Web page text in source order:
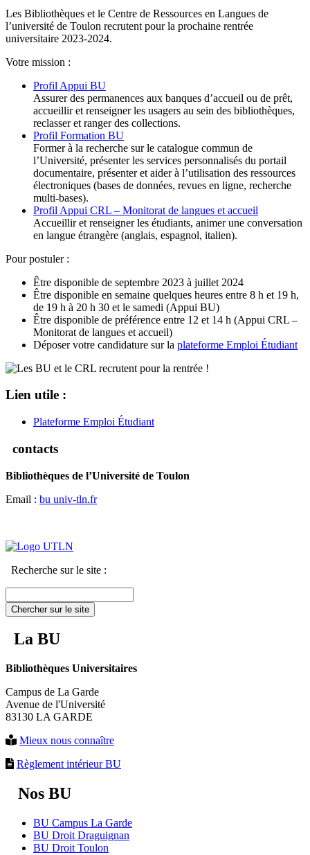
Les Bibliothèques et le Centre de Ressources en Langues de
l’université de Toulon recrutent pour la prochaine rentrée
universitaire 2023-2024.
Votre mission :
Profil Appui BU
Assurer des permanences aux banques d’accueil ou de prêt,
accueillir et renseigner les usagers au sein des bibliothèques,
reclasser et ranger des collections.
Profil Formation BU
Former à la recherche sur le catalogue commun de
l’Université, présenter les services personnalisés du portail
documentaire, présenter et aider à l’utilisation des ressources
électroniques (bases de données, revues en ligne, recherche
multi-bases).
Profil Appui CRL – Monitorat de langues et accueil
Accueillir et renseigner les étudiants, animer une conversation
en langue étrangère (anglais, espagnol, italien).
Pour postuler :
Être disponible de septembre 2023 à juillet 2024
Être disponible en semaine quelques heures entre 8 h et 19 h,
de 19 h à 20 h 30 et le samedi (Appui BU)
Être disponible de préférence entre 12 et 14 h (Appui CRL –
Monitorat de langues et accueil)
Déposer votre candidature sur la plateforme Emploi Étudiant
Lien utile :
Plateforme Emploi Étudiant
contacts
Bibliothèques de l’Université de Toulon
Email : bu univ-tln.fr
Recherche sur le site :
Chercher sur le site
La BU
Bibliothèques Universitaires
Campus de La Garde
Avenue de l'Université
83130 LA GARDE
Mieux nous connaître
Règlement intérieur BU
Nos BU
BU Campus La Garde
BU Droit Draguignan
BU Droit Toulon